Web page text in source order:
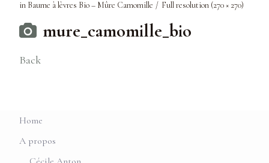
in Baume à lèvres Bio – Mûre Camomille Full resolution (270 × 270)
mure_camomille_bio
Back
Home
A propos